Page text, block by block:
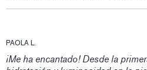
PAOLA L.
¡Me ha encantado! Desde la